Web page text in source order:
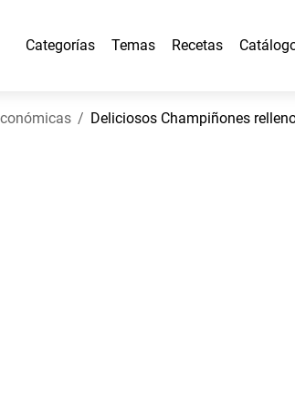
Categorías Temas Recetas
Deliciosos Champiñones